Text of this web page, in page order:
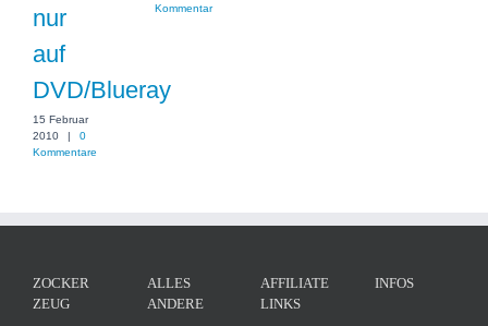
nur
auf
DVD/Blueray
15 Februar
2010
|
0
Kommentare
Kommentar
ZOCKER
ZEUG
ALLES
ANDERE
AFFILIATE
LINKS
INFOS